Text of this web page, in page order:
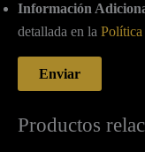
Información
detallada en la Política
Productos